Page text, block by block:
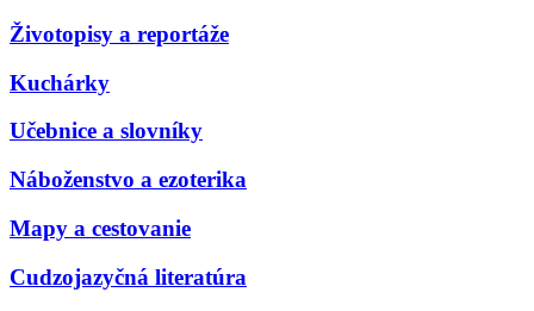
Životopisy a reportáže
Kuchárky
Učebnice a slovníky
Náboženstvo a ezoterika
Mapy a cestovanie
Cudzojazyčná literatúra